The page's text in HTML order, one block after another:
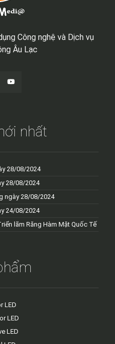
Công nghệ và Dịch vụ
Âu Lạc
nhất
28/08/2024
28/08/2024
ngày 28/08/2024
24/08/2024
lãm Răng Hàm Mặt Quốc Tế
LED
LED
LED